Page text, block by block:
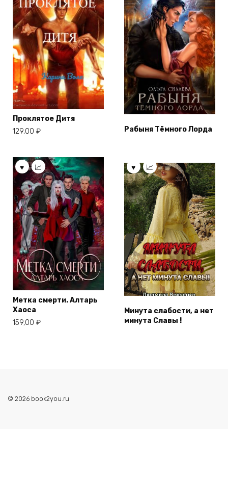
Проклятое Дитя
129,00 ₽ Рабыня Тёмного Лорда
Метка смерти. Алтарь
Хаоса
159,00 ₽
Минута слабости, а нет
минута Славы !
© 2026 book2you.ru